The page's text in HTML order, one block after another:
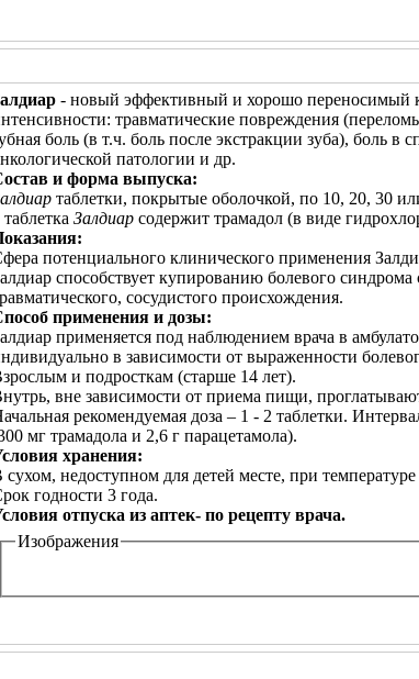
- новый эффективный и хорошо переносимый
травматические повреждения
боль (в т.ч. боль после экстракции зуба), боль
патологии и др.
и форма выпуска:
таблетки, покрытые оболочкой, по 10, 20, 30
таблетка Залдиар содержит трамадол (в виде
потенциального клинического применения
способствует купированию болевого
сосудистого происхождения.
применения и дозы:
применяется под наблюдением врача в
в зависимости от выраженности
и подросткам (старше 14 лет).
вне зависимости от приема пищи,
рекомендуемая доза – 1 - 2 таблетки.
мг трамадола и 2,6 г парацетамола).
хранения:
сухом, недоступном для детей месте, при
годности 3 года.
отпуска из аптек- по рецепту врача.
Изображения